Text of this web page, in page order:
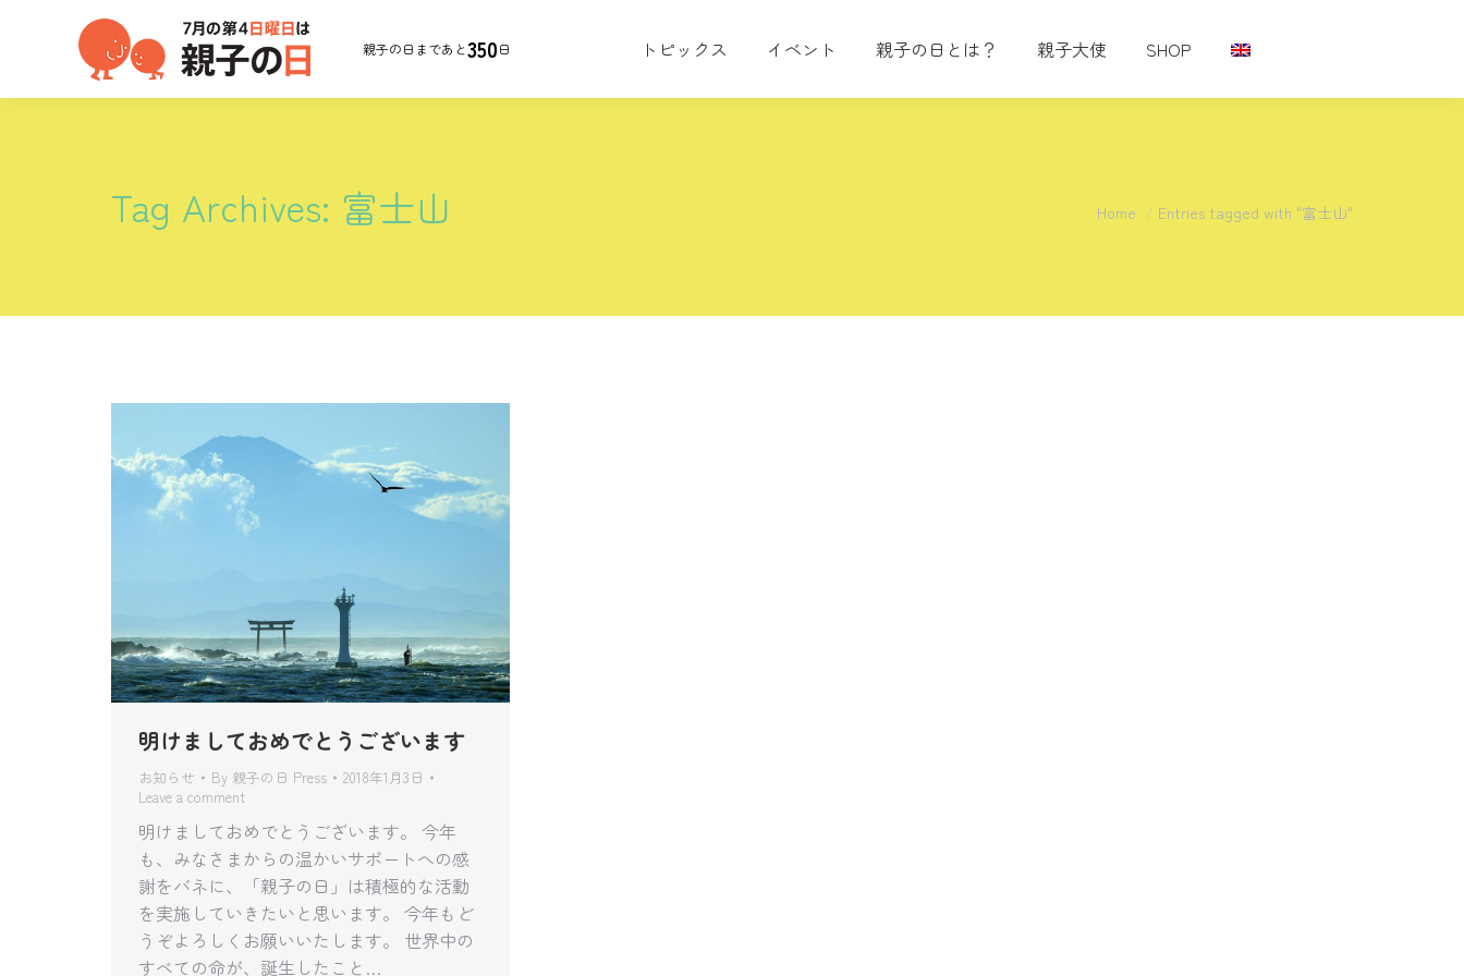
親子の日まであと350日 トピックス イベント 親子の日とは？ 親子大使 SHOP
Tag Archives: 富士山 You are here:
Home Entries tagged with "富士山"
明けましておめでとうございます
お知らせ By 親子の日 Press
2018年1月3日
Leave a comment
明けましておめでとうございます。 今年
も、みなさまからの温かいサポートへの感
謝をバネに、「親子の日」は積極的な活動
を実施していきたいと思います。 今年もど
うぞよろしくお願いいたします。 世界中の
すべての命が、誕生したこと…